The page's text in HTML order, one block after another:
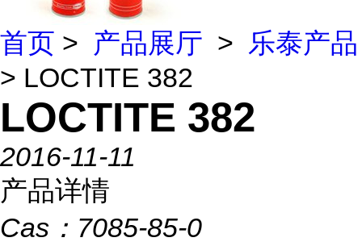
首页 > 产品展厅 > 乐泰产品
> LOCTITE 382
LOCTITE 382
2016-11-11
产品详情
Cas： 7085-85-0